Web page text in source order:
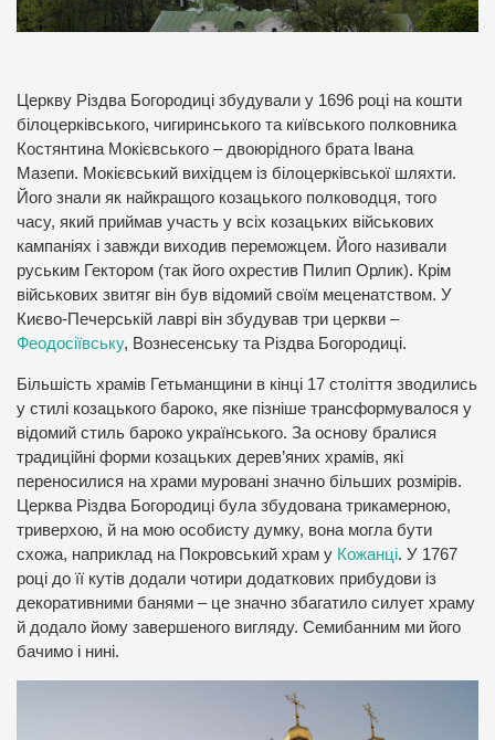
Церкву Різдва Богородиці збудували у 1696 році на кошти
білоцерківського, чигиринського та київського полковника
Костянтина Мокієвського – двоюрідного брата Івана
Мазепи. Мокієвський вихідцем із білоцерківської шляхти.
Його знали як найкращого козацького полководця, того
часу, який приймав участь у всіх козацьких військових
кампаніях і завжди виходив переможцем. Його називали
руським Гектором (так його охрестив Пилип Орлик). Крім
військових звитяг він був відомий своїм меценатством. У
Києво-Печерській лаврі він збудував три церкви –
Феодосіївську, Вознесенську та Різдва Богородиці.
Більшість храмів Гетьманщини в кінці 17 століття зводились
у стилі козацького бароко, яке пізніше трансформувалося у
відомий стиль бароко українського. За основу бралися
традиційні форми козацьких дерев’яних храмів, які
переносилися на храми муровані значно більших розмірів.
Церква Різдва Богородиці була збудована трикамерною,
триверхою, й на мою особисту думку, вона могла бути
схожа, наприклад на Покровський храм у Кожанці. У 1767
році до її кутів додали чотири додаткових прибудови із
декоративними банями – це значно збагатило силует храму
й додало йому завершеного вигляду. Семибанним ми його
бачимо і нині.